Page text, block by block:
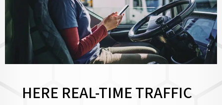
HERE REAL-TIME TRAFFIC